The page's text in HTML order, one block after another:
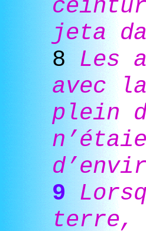
jeta
8 Les
avec
plein
9
terre,